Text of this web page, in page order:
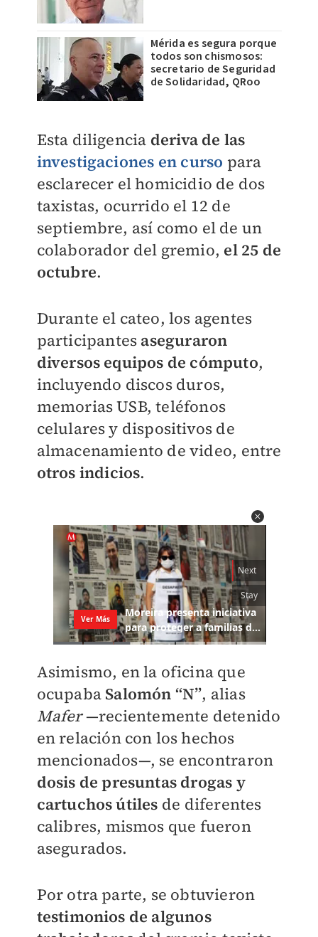
Mérida es segura porque
todos son chismosos:
secretario de Seguridad
de Solidaridad, QRoo
Esta diligencia deriva de las
investigaciones en curso para
esclarecer el homicidio de dos
taxistas, ocurrido el 12 de
septiembre, así como el de un
colaborador del gremio, el 25 de
octubre.
Durante el cateo, los agentes
participantes aseguraron
diversos equipos de cómputo,
incluyendo discos duros,
memorias USB, teléfonos
celulares y dispositivos de
almacenamiento de video, entre
otros indicios.
Asimismo, en la oficina que
ocupaba Salomón “N”, alias
Mafer—recientemente detenido
en relación con los hechos
mencionados—, se encontraron
dosis de presuntas drogas y
cartuchos útiles de diferentes
calibres, mismos que fueron
asegurados.
Por otra parte, se obtuvieron
testimonios de algunos